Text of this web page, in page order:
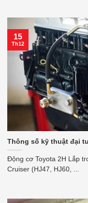
Thông số kỹ thuật đại
Động cơ Toyota 2H Lắp
Cruiser (HJ47, HJ60, ...
15
Th12